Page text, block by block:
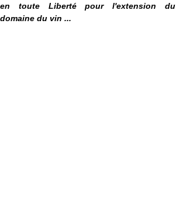
en toute Liberté pour l'extension du
domaine du vin ...